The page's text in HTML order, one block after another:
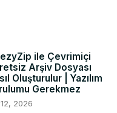
分享
ezyzip/
ezyzip
ile Çevrimiçi
Arşiv Dosyası
Oluşturulur | Yazılım
Gerekmez
2026